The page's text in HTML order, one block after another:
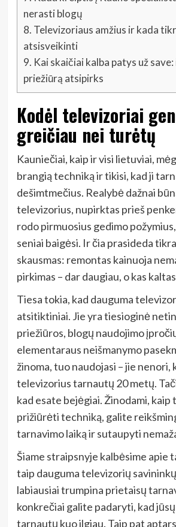
nerasti blogų
8. Televizoriaus amžius ir kada
atsisveikinti
9. Kai skaičiai kalba patys už
priežiūrą atsipirks
Kodėl televizoriai
greičiau nei turėtų
Kauniečiai, kaip ir visi lietuviai,
brangią techniką ir tikisi, kad ji
dešimtmečius. Realybė dažnai
televizorius, nupirktas prieš
rodo pirmuosius gedimo
seniai baigėsi. Ir čia prasideda
skausmas: remontas kainuoja
pirkimas – dar daugiau, o kas
Tiesa tokia, kad dauguma
atsitiktiniai. Jie yra tiesioginė
priežiūros, blogų naudojimo
elementaraus neišmanymo
žinoma, tuo naudojasi – jie nenori,
televizorius tarnautų 20 metų.
kad esate bejėgiai. Žinodami, kaip
prižiūrėti techniką, galite
tarnavimo laiką ir sutaupyti
Šiame straipsnyje kalbėsime apie
taip dauguma televizorių
labiausiai trumpina prietaisų
konkrečiai galite padaryti, kad
tarnautų kuo ilgiau. Taip pat